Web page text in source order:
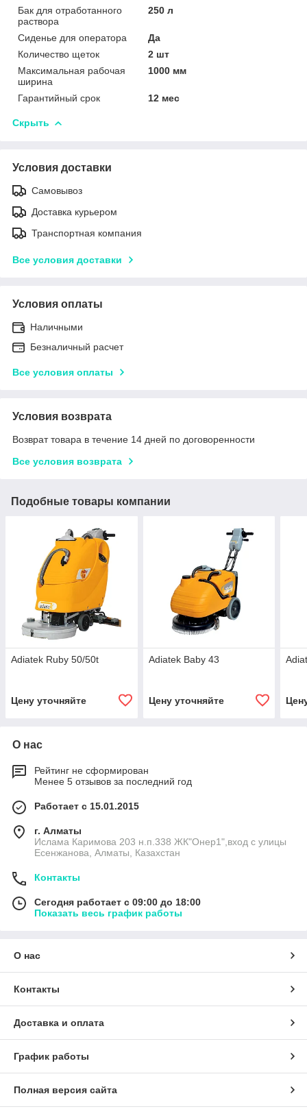
Бак для отработанного
раствора
250 л
Сиденье для оператора
Да
Количество щеток
2 шт
Максимальная рабочая
ширина
1000 мм
Гарантийный срок 12 мес
Скрыть
Условия доставки
Самовывоз
Доставка курьером
Транспортная компания
Все условия доставки
Условия оплаты
Наличными
Безналичный расчет
Все условия оплаты
Условия возврата
Возврат товара в течение 14 дней по договоренности
Все условия возврата
Подобные товары компании
Adiatek Ruby 50/50t
Цену уточняйте
Adiatek Baby 43
Цену уточняйте
О нас
Рейтинг не сформирован
Менее 5 отзывов за последний год
Работает с 15.01.2015
г. Алматы
Ислама Каримова 203 н.п.338 ЖК"Онер1",вход с улицы
Есенжанова, Алматы, Казахстан
Контакты
Сегодня работает с 09:00 до 18:00
Показать весь график работы
О нас
Контакты
Доставка и оплата
График работы
Полная версия сайта